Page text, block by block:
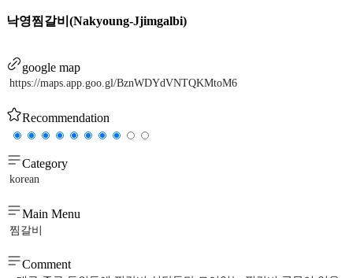
낙영찜갈비(Nakyoung-Jjimgalbi)
google map
https://maps.app.goo.gl/BznWDYdVNTQKMtoM6
Recommendation
Category
korean
Main Menu
찜갈비
Comment